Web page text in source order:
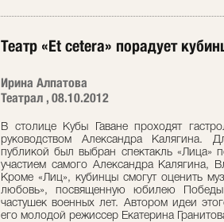
Театр «Et cetera» порадует
Ирина Алпатова
Театрал , 08.10.2012
В столице Кубы Гаване проходят
руководством Александра Калягина.
публикой был выбран спектакль «Лица»
участием самого Александра Калягина,
Кроме «Лиц», кубинцы смогут оценить
любовь», посвященную юбилею
частушек военных лет. Автором идеи
его молодой режиссер Екатерина